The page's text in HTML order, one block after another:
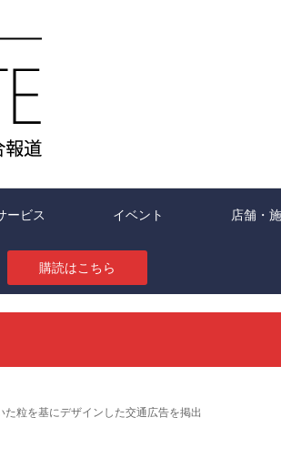
ービス イベント 店舗・
購読はこちら
粒を基にデザインした交通広告を掲出